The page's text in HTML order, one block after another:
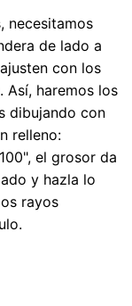
necesitamos
de lado a
con los
Así, haremos los
dibujando con
relleno:
el grosor da
y hazla lo
rayos